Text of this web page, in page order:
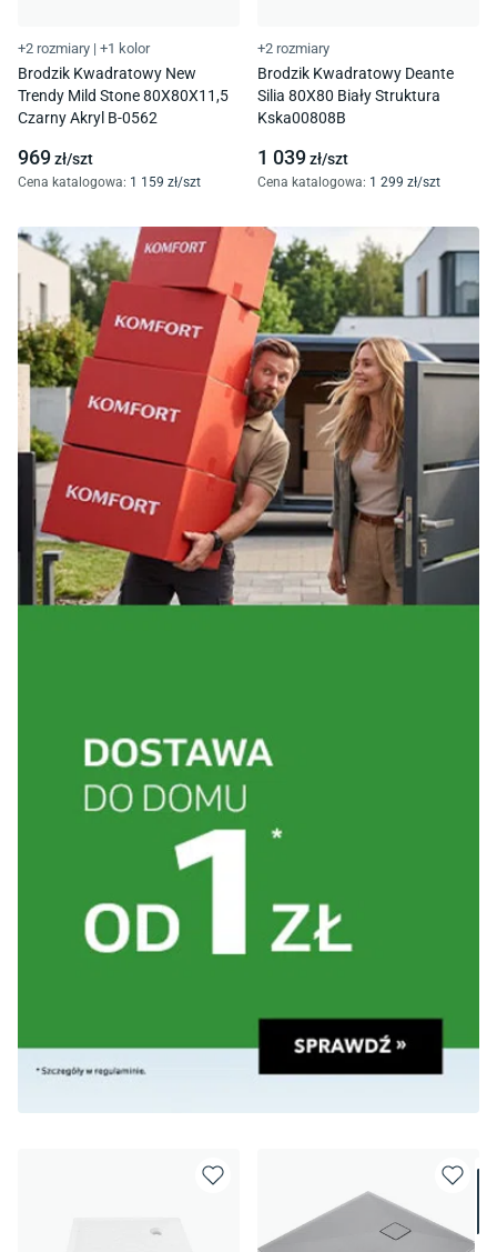
+2 rozmiary | +1 kolor
Brodzik Kwadratowy New
Trendy Mild Stone 80X80X11,5
Czarny Akryl B-0562
969zł/szt
Cena katalogowa: 1 159 zł/szt
+2 rozmiary
Brodzik Kwadratowy Deante
Silia 80X80 Biały Struktura
Kska00808B
1 039zł/szt
Cena katalogowa: 1 299 zł/szt